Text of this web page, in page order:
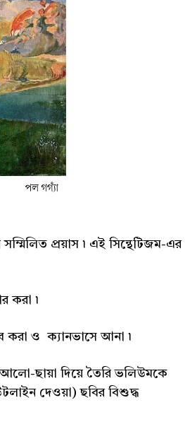
প্রয়াস ৷ এই সিন্থেটিজম-এর
করা ৷
করা ও ক্যানভাসে আনা ৷
ছায়া দিয়ে তৈরি ভলিউমকে
দেওয়া) ছবির বিশুদ্ধ